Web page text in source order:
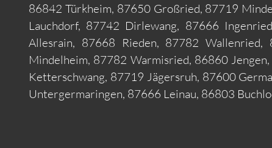
86842 Türkheim, 87650 Großried, 87719
Lauchdorf, 87742 Dirlewang, 87666
Allesrain, 87668 Rieden, 87782
Mindelheim, 87782 Warmisried, 86860
Ketterschwang, 87719 Jägersruh, 87600
Untergermaringen, 87666 Leinau, 86803